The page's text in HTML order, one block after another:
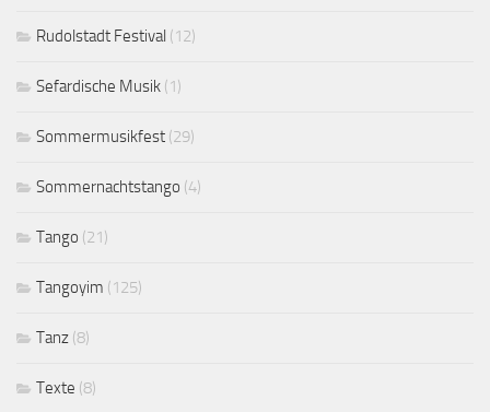
Rudolstadt Festival (12)
Sefardische Musik (1)
Sommermusikfest (29)
Sommernachtstango (4)
Tango (21)
Tangoyim (125)
Tanz (8)
Texte (8)